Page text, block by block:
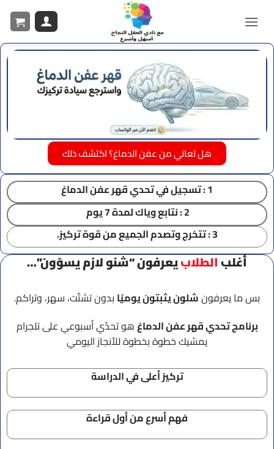
هل تعاني من عفن الدماغ؟ اكتشف ذلك
1 : تسجيل في تحدي قهر عفن الدماغ
2 : نتابع وياك لمدة 7 يوم
3 : تتخرج وتصدم الجميع من قوة تركيز.
أغلبالطلابيعرفون “شنو لازم يسوّون”…
بس ما يعرفونشلون يثبتون يوميًا بدون تشتّت، سهر، وتراكم.
برنامج تحدي قهر عفن الدماغهو تحدّي أسبوعي على تلجرام
يمشيك خطوة بخطوة للأنجاز اليومي
تركيز أعلى في الدراسة
فهم أسرع من أول قراءة